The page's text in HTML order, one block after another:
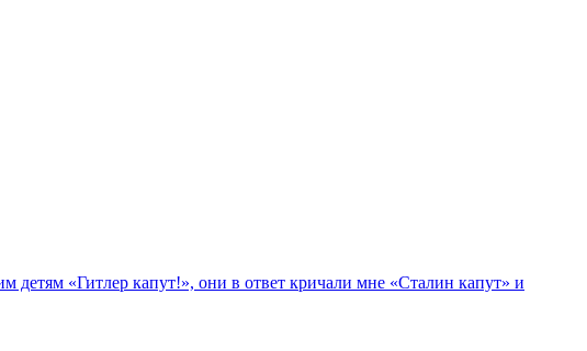
«Гитлер капут!», они в ответ кричали мне «Сталин капут» и